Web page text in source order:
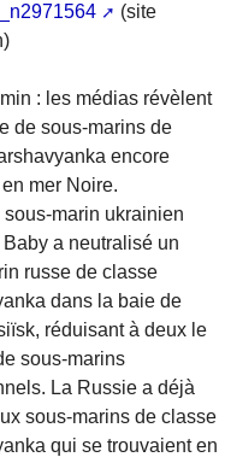
(site
: les médias révèlent
de sous-marins de
encore
mer Noire.
sous-marin ukrainien
a neutralisé un
russe de classe
dans la baie de
réduisant à deux le
sous-marins
La Russie a déjà
sous-marins de classe
qui se trouvaient en